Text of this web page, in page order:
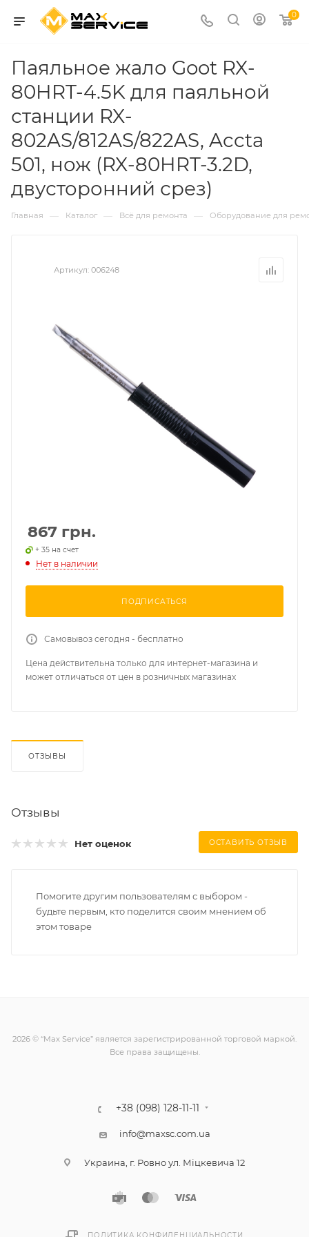
0
Паяльное жало Goot RX-
80HRT-4.5K для паяльной
станции RX-
802AS/812AS/822AS, Accta
501, нож (RX-80HRT-3.2D,
двусторонний срез)
Главная — Каталог — Всё для ремонта — Оборудование для
Артикул: 006248
867 грн.
+ 35 на счет
Нет в наличии
ПОДПИСАТЬСЯ
Самовывоз сегодня - бесплатно
Цена действительна только для интернет-магазина и
может отличаться от цен в розничных магазинах
ОТЗЫВЫ
Отзывы
Нет оценок ОСТАВИТЬ ОТЗЫВ
Помогите другим пользователям с выбором -
будьте первым, кто поделится своим мнением об
этом товаре
2026 © “Max Service” является зарегистрированной торговой маркой.
Все права защищены.
+38 (098) 128-11-11
info@maxsc.com.ua
Украина, г. Ровно ул. Міцкевича 12